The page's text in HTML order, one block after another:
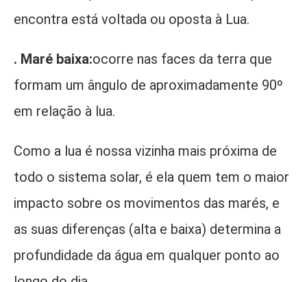
encontra está voltada ou oposta à Lua.
. Maré baixa:ocorre nas faces da terra que
formam um ângulo de aproximadamente 90º
em relação à lua.
Como a lua é nossa vizinha mais próxima de
todo o sistema solar, é ela quem tem o maior
impacto sobre os movimentos das marés, e
as suas diferenças (alta e baixa) determina a
profundidade da água em qualquer ponto ao